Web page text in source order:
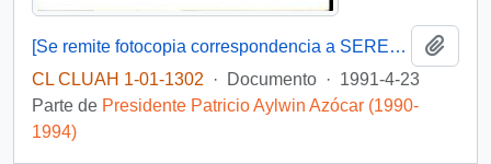
[Se remite fotocopia correspondencia a SEREMI de Justicia Valparaíso]
CL CLUAH 1-01-1302
· Documento · 1991-4-23
Parte de Presidente Patricio Aylwin Azócar (1990-
1994)